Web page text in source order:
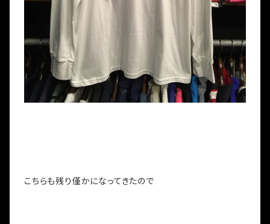
こちらも残り僅かになってきたので